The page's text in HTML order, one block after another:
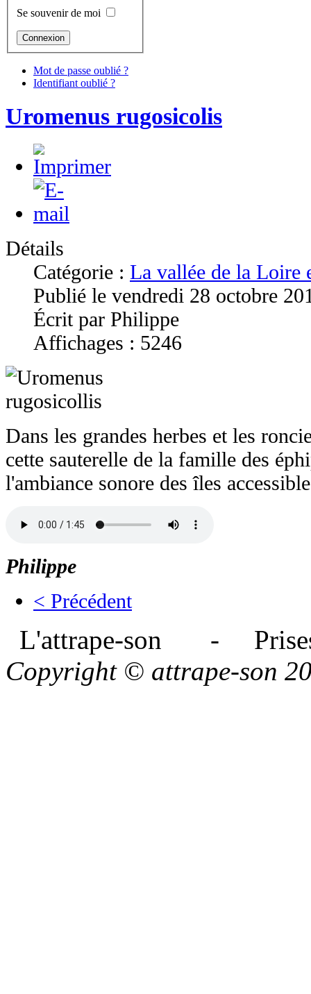
Se souvenir de moi
Mot de passe oublié ?
Identifiant oublié ?
Uromenus rugosicolis
Détails
Catégorie : La vallée de la Loire
Publié le vendredi 28 octobre
Écrit par Philippe
Affichages : 5246
Dans les grandes herbes et les
cette sauterelle de la famille des
l'ambiance sonore des îles
Philippe
< Précédent
L'attrape-son -
Copyright © attrape-son